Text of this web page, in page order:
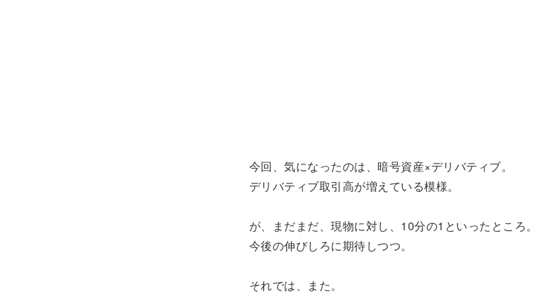
今回、気になったのは、暗号資産×デリバティブ。
デリバティブ取引高が増えている模様。
が、まだまだ、現物に対し、10分の1といったところ。
今後の伸びしろに期待しつつ。
それでは、また。